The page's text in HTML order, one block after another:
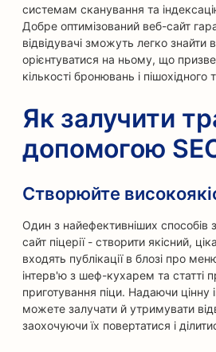
системам сканування та
Добре оптимізований веб-сайт
відвідувачі зможуть легко знайти
орієнтуватися на ньому, що
кількості бронювань і пішохідного
Як залучити
допомогою
Створюйте
Один з найефективніших способів
сайт піцерії - створити якісний,
входять публікації в блозі про
інтерв'ю з шеф-кухарем та статті
приготування піци. Надаючи цінну
можете залучати й утримувати
заохочуючи їх повертатися і